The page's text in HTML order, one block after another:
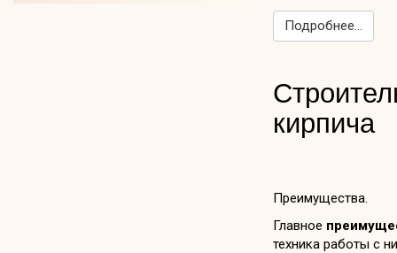
Подробнее...
кирпича
Преимущества.
Главное
техника работы с